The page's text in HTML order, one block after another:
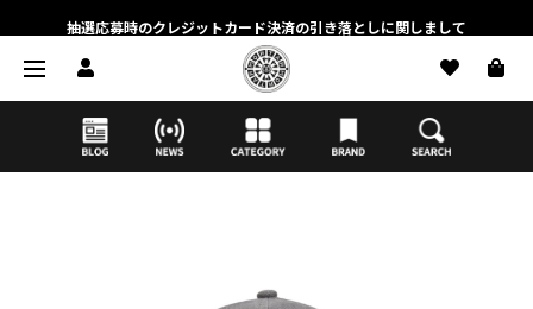
抽選応募時のクレジットカード決済の引き落としに関しまして
【応募前に必ずお読みください】抽選応募に関する注意事項
MORTAR ONLINE STOREの会員に関しまして